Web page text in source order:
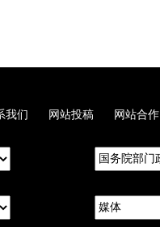
我们 网站投稿 网站合作